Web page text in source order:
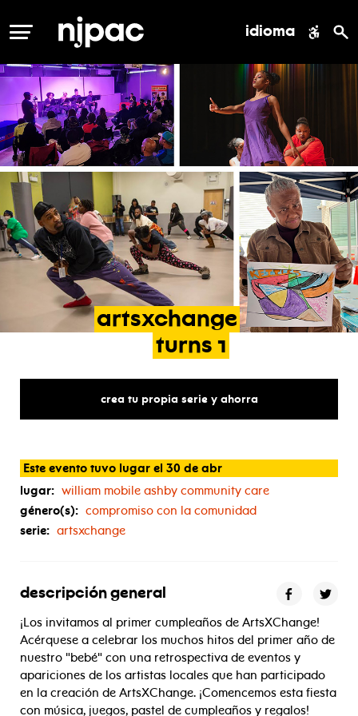
MENÚ idioma
artsxchange
turns 1
crea tu propia serie y ahorra
Este evento tuvo lugar el 30 de abr
lugar: william mobile ashby community care
género(s): compromiso con la comunidad
serie: artsxchange
descripción general
¡Los invitamos al primer cumpleaños de ArtsXChange!
Acérquese a celebrar los muchos hitos del primer año de
nuestro "bebé" con una retrospectiva de eventos y
apariciones de los artistas locales que han participado
en la creación de ArtsXChange. ¡Comencemos esta fiesta
con música, juegos, pastel de cumpleaños y regalos!